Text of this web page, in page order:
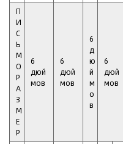
П
И
С
Ь
М
О
Р
А
З
М
Е
Р
6
дюй
мов
6
дюй
мов
6
д
ю
й
м
о
в
6
дюй
мов